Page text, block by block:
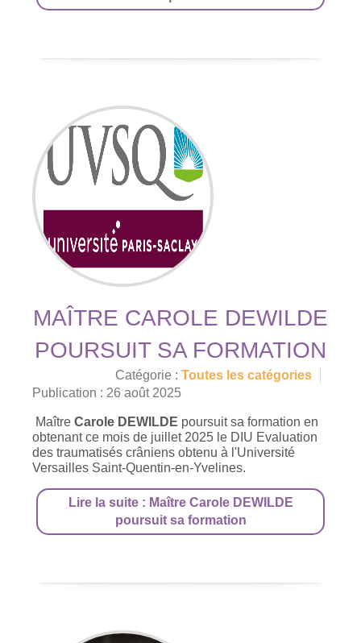
MAÎTRE CAROLE DEWILDE
POURSUIT SA FORMATION
Catégorie : Toutes les catégories
Publication : 26 août 2025
Maître Carole DEWILDE poursuit sa formation en
obtenant ce mois de juillet 2025 le DIU Evaluation
des traumatisés crâniens obtenu à l'Université
Versailles Saint-Quentin-en-Yvelines.
Lire la suite : Maître Carole DEWILDE
poursuit sa formation